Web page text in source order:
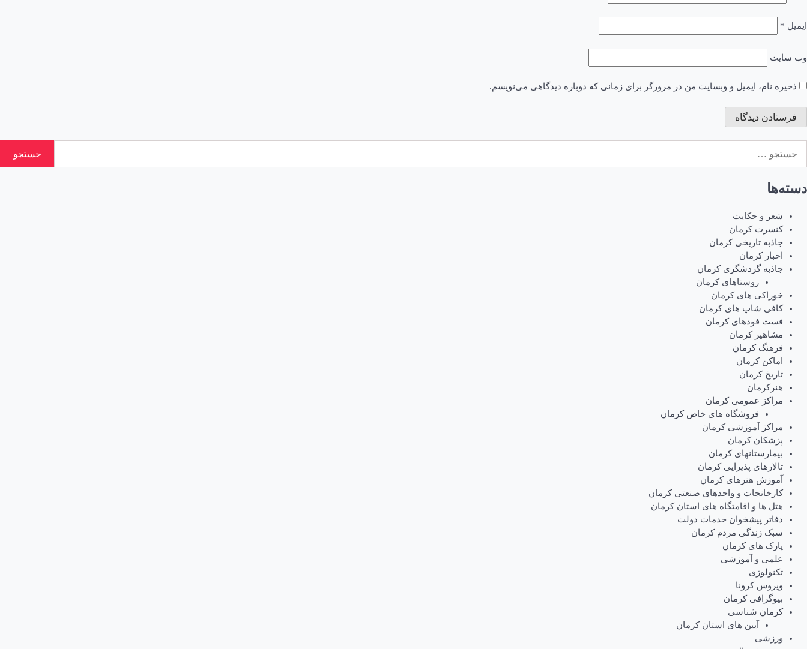
ایمیل *
وب‌ سایت
ذخیره نام، ایمیل و وبسایت من در مرورگر برای زمانی که دوباره دیدگاهی می‌نویسم.
برای:
دسته‌ها
شعر و حکایت
کنسرت کرمان
جاذبه تاریخی کرمان
اخبار کرمان
جاذبه گردشگری کرمان
روستاهای کرمان
خوراکی های کرمان
کافی شاپ های کرمان
فست فودهای کرمان
مشاهیر کرمان
فرهنگ کرمان
اماکن کرمان
تاریخ کرمان
هنرکرمان
مراکز عمومی کرمان
فروشگاه های خاص کرمان
مراکز آموزشی کرمان
پزشکان کرمان
بیمارستانهای کرمان
تالارهای پذیرایی کرمان
آموزش هنرهای کرمان
کارخانجات و واحدهای صنعتی کرمان
هتل ها و اقامتگاه های استان کرمان
دفاتر پیشخوان خدمات دولت
سبک زندگی مردم کرمان
پارک های کرمان
علمی و آموزشی
تکنولوژی
ویروس کرونا
بیوگرافی کرمان
کرمان شناسی
آیین های استان کرمان
ورزشی